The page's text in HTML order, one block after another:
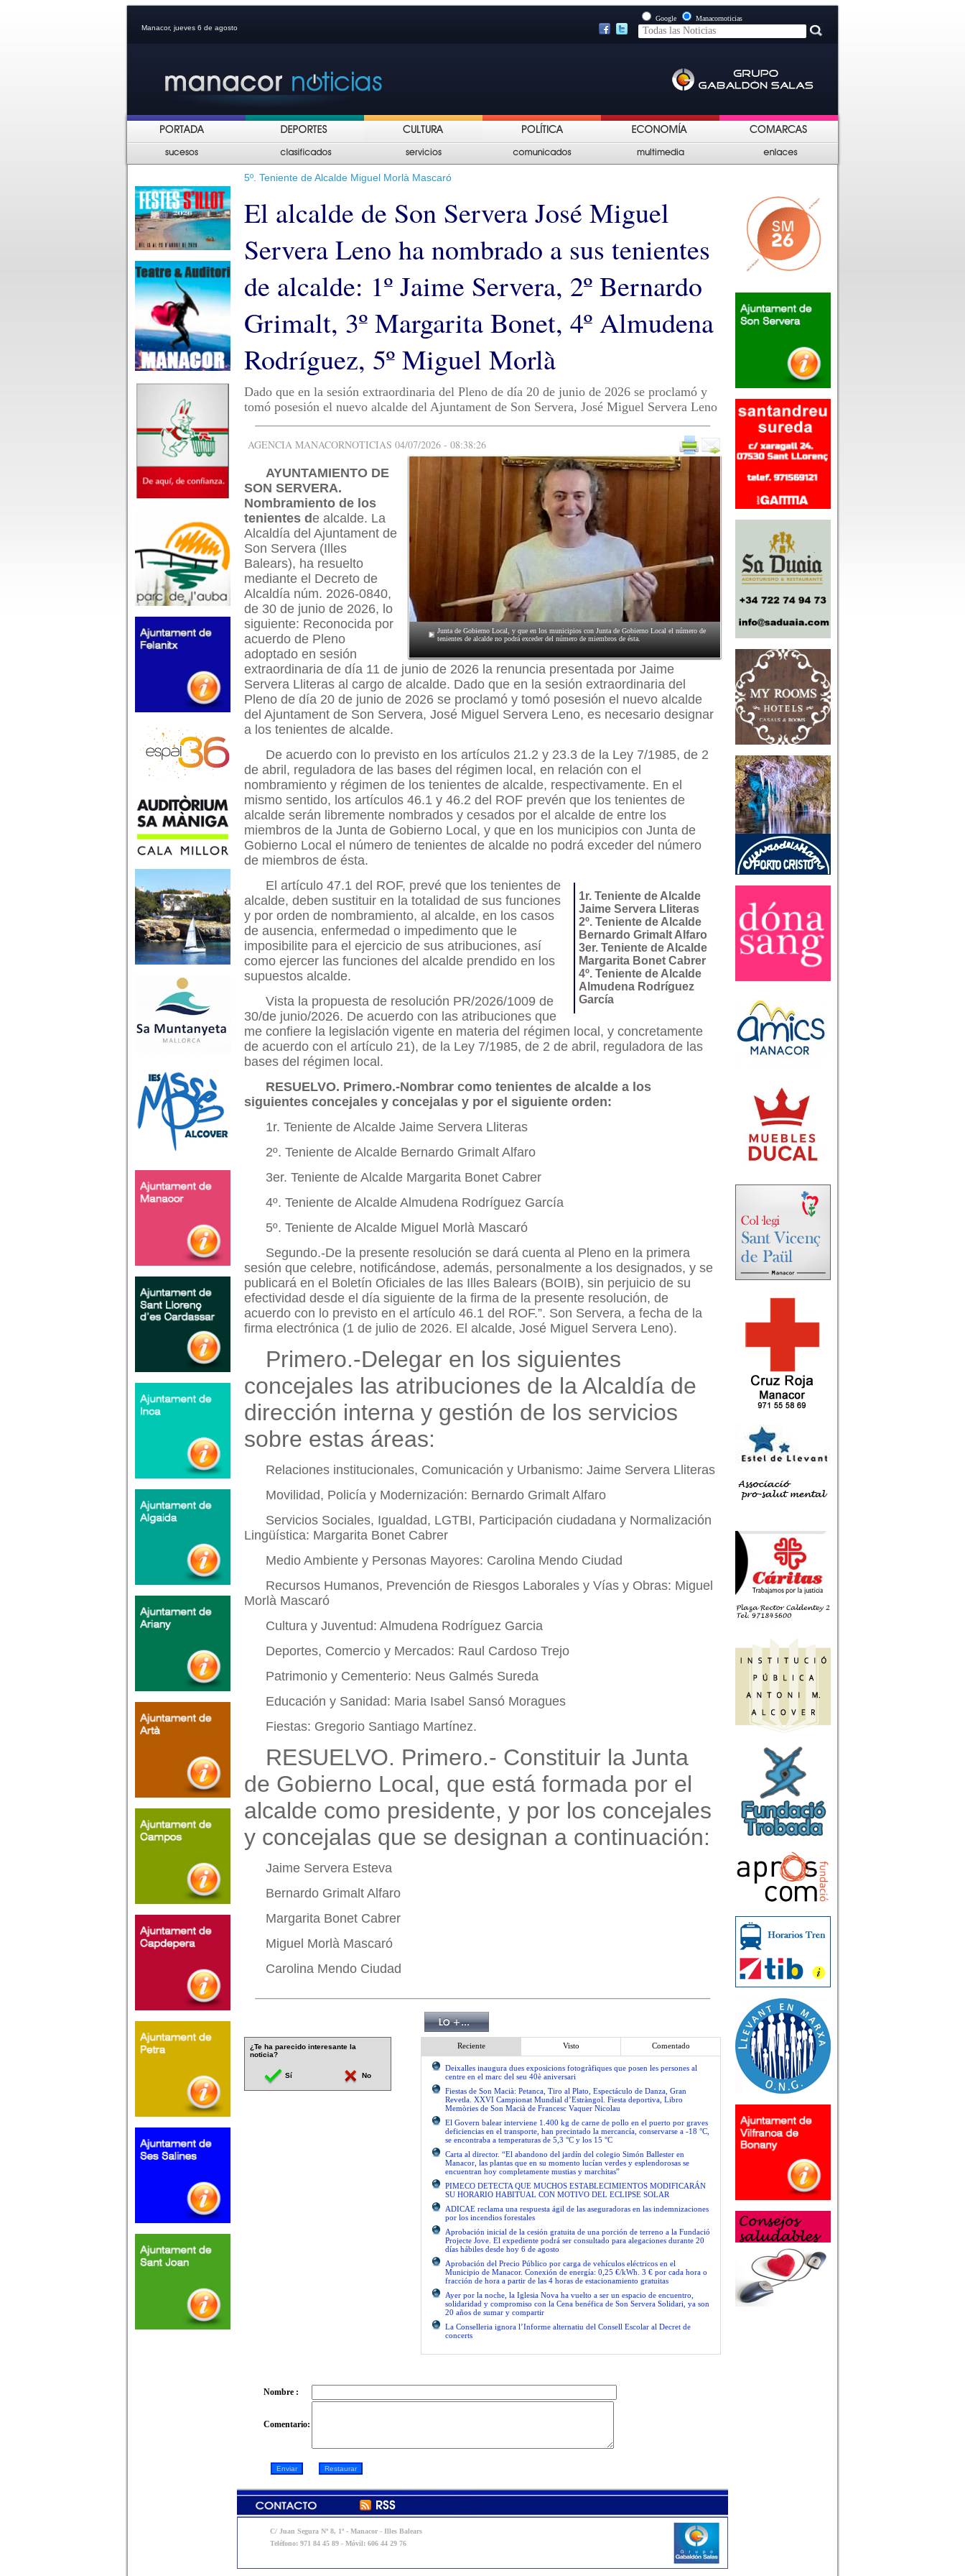
Manacor, jueves 6 de agosto
Google Manacornoticias
5º. Teniente de Alcalde Miguel Morlà Mascaró
El alcalde de Son Servera José Miguel
Servera Leno ha nombrado a sus tenientes
de alcalde: 1º Jaime Servera, 2º Bernardo
Grimalt, 3º Margarita Bonet, 4º Almudena
Rodríguez, 5º Miguel Morlà
Dado que en la sesión extraordinaria del Pleno de día 20 de junio de 2026 se proclamó y
tomó posesión el nuevo alcalde del Ajuntament de Son Servera, José Miguel Servera Leno
AGENCIA MANACORNOTICIAS 04/07/2026 - 08:38:26
Junta de Gobierno Local, y que en los municipios con Junta de Gobierno Local el número de
tenientes de alcalde no podrá exceder del número de miembros de ésta.
AYUNTAMIENTO DE
SON SERVERA.
Nombramiento de los
tenientes de alcalde. La
Alcaldía del Ajuntament de
Son Servera (Illes
Balears), ha resuelto
mediante el Decreto de
Alcaldía núm. 2026-0840,
de 30 de junio de 2026, lo
siguiente: Reconocida por
acuerdo de Pleno
adoptado en sesión
extraordinaria de día 11 de junio de 2026 la renuncia presentada por Jaime
Servera Lliteras al cargo de alcalde. Dado que en la sesión extraordinaria del
Pleno de día 20 de junio de 2026 se proclamó y tomó posesión el nuevo alcalde
del Ajuntament de Son Servera, José Miguel Servera Leno, es necesario designar
a los tenientes de alcalde.
De acuerdo con lo previsto en los artículos 21.2 y 23.3 de la Ley 7/1985, de 2
de abril, reguladora de las bases del régimen local, en relación con el
nombramiento y régimen de los tenientes de alcalde, respectivamente. En el
mismo sentido, los artículos 46.1 y 46.2 del ROF prevén que los tenientes de
alcalde serán libremente nombrados y cesados por el alcalde de entre los
miembros de la Junta de Gobierno Local, y que en los municipios con Junta de
Gobierno Local el número de tenientes de alcalde no podrá exceder del número
de miembros de ésta.
1r. Teniente de Alcalde
Jaime Servera Lliteras
2º. Teniente de Alcalde
Bernardo Grimalt Alfaro
3er. Teniente de Alcalde
Margarita Bonet Cabrer
4º. Teniente de Alcalde
Almudena Rodríguez
García
El artículo 47.1 del ROF, prevé que los tenientes de
alcalde, deben sustituir en la totalidad de sus funciones
y por orden de nombramiento, al alcalde, en los casos
de ausencia, enfermedad o impedimento que le
imposibilite para el ejercicio de sus atribuciones, así
como ejercer las funciones del alcalde prendido en los
supuestos alcalde.
Vista la propuesta de resolución PR/2026/1009 de
30/de junio/2026. De acuerdo con las atribuciones que
me confiere la legislación vigente en materia del régimen local, y concretamente
de acuerdo con el artículo 21), de la Ley 7/1985, de 2 de abril, reguladora de las
bases del régimen local.
RESUELVO. Primero.-Nombrar como tenientes de alcalde a los
siguientes concejales y concejalas y por el siguiente orden:
1r. Teniente de Alcalde Jaime Servera Lliteras
2º. Teniente de Alcalde Bernardo Grimalt Alfaro
3er. Teniente de Alcalde Margarita Bonet Cabrer
4º. Teniente de Alcalde Almudena Rodríguez García
5º. Teniente de Alcalde Miguel Morlà Mascaró
Segundo.-De la presente resolución se dará cuenta al Pleno en la primera
sesión que celebre, notificándose, además, personalmente a los designados, y se
publicará en el Boletín Oficiales de las Illes Balears (BOIB), sin perjuicio de su
efectividad desde el día siguiente de la firma de la presente resolución, de
acuerdo con lo previsto en el artículo 46.1 del ROF.”. Son Servera, a fecha de la
firma electrónica (1 de julio de 2026. El alcalde, José Miguel Servera Leno).
Primero.-Delegar en los siguientes
concejales las atribuciones de la Alcaldía de
dirección interna y gestión de los servicios
sobre estas áreas:
Relaciones institucionales, Comunicación y Urbanismo: Jaime Servera Lliteras
Movilidad, Policía y Modernización: Bernardo Grimalt Alfaro
Servicios Sociales, Igualdad, LGTBI, Participación ciudadana y Normalización
Lingüística: Margarita Bonet Cabrer
Medio Ambiente y Personas Mayores: Carolina Mendo Ciudad
Recursos Humanos, Prevención de Riesgos Laborales y Vías y Obras: Miguel
Morlà Mascaró
Cultura y Juventud: Almudena Rodríguez Garcia
Deportes, Comercio y Mercados: Raul Cardoso Trejo
Patrimonio y Cementerio: Neus Galmés Sureda
Educación y Sanidad: Maria Isabel Sansó Moragues
Fiestas: Gregorio Santiago Martínez.
RESUELVO. Primero.- Constituir la Junta
de Gobierno Local, que está formada por el
alcalde como presidente, y por los concejales
y concejalas que se designan a continuación:
Jaime Servera Esteva
Bernardo Grimalt Alfaro
Margarita Bonet Cabrer
Miguel Morlà Mascaró
Carolina Mendo Ciudad
¿Te ha parecido interesante la
noticia?
Sí No
Reciente Visto Comentado
Deixalles inaugura dues exposicions fotogràfiques que posen les persones al
centre en el marc del seu 40è aniversari
Fiestas de Son Macià: Petanca, Tiro al Plato, Espectáculo de Danza, Gran
Revetla. XXVI Campionat Mundial d’Estràngol. Fiesta deportiva, Libro
Memòries de Son Macià de Francesc Vaquer Nicolau
El Govern balear interviene 1.400 kg de carne de pollo en el puerto por graves
deficiencias en el transporte, han precintado la mercancía, conservarse a -18 °C,
se encontraba a temperaturas de 5,3 °C y los 15 °C
Carta al director. “El abandono del jardín del colegio Simón Ballester en
Manacor, las plantas que en su momento lucían verdes y esplendorosas se
encuentran hoy completamente mustias y marchitas”
PIMECO DETECTA QUE MUCHOS ESTABLECIMIENTOS MODIFICARÁN
SU HORARIO HABITUAL CON MOTIVO DEL ECLIPSE SOLAR
ADICAE reclama una respuesta ágil de las aseguradoras en las indemnizaciones
por los incendios forestales
Aprobación inicial de la cesión gratuita de una porción de terreno a la Fundació
Projecte Jove. El expediente podrá ser consultado para alegaciones durante 20
días hábiles desde hoy 6 de agosto
Aprobación del Precio Público por carga de vehículos eléctricos en el
Municipio de Manacor. Conexión de energía: 0,25 €/kWh. 3 € por cada hora o
fracción de hora a partir de las 4 horas de estacionamiento gratuitas
Ayer por la noche, la Iglesia Nova ha vuelto a ser un espacio de encuentro,
solidaridad y compromiso con la Cena benéfica de Son Servera Solidari, ya son
20 años de sumar y compartir
La Conselleria ignora l’Informe alternatiu del Consell Escolar al Decret de
concerts
Nombre :
Comentario:
C/ Juan Segura Nº 8, 1º - Manacor - Illes Balears
Teléfono: 971 84 45 89 - Móvil: 606 44 29 76